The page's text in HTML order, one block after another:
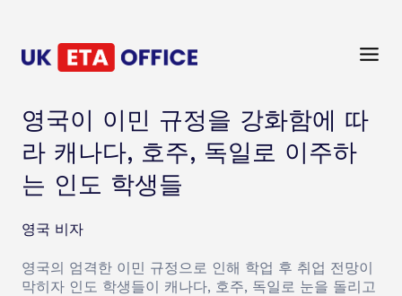
영국이 이민 규정을 강화함에 따
라 캐나다, 호주, 독일로 이주하
는 인도 학생들
영국 비자
영국의 엄격한 이민 규정으로 인해 학업 후 취업 전망이
막히자 인도 학생들이 캐나다, 호주, 독일로 눈을 돌리고